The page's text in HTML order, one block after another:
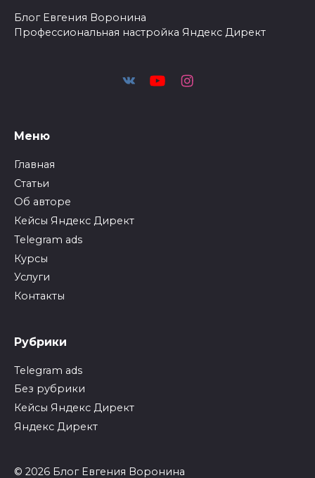
Блог Евгения Воронина
Профессиональная настройка Яндекс Директ
Меню
Главная
Статьи
Об авторе
Кейсы Яндекс Директ
Telegram ads
Курсы
Услуги
Контакты
Рубрики
Telegram ads
Без рубрики
Кейсы Яндекс Директ
Яндекс Директ
© 2026 Блог Евгения Воронина